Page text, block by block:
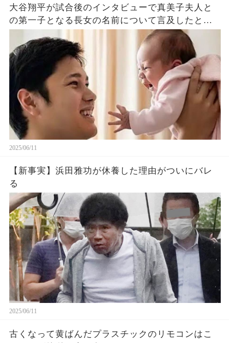
大谷翔平が試合後のインタビューで真美子夫人と
の第一子となる長女の名前について言及したと話
題に！山本由伸や佐々木朗希は知ってそう！
2025/06/11
【新事実】浜田雅功が休養した理由がついにバレ
る
2025/06/11
古くなって黄ばんだプラスチックのリモコンはこ